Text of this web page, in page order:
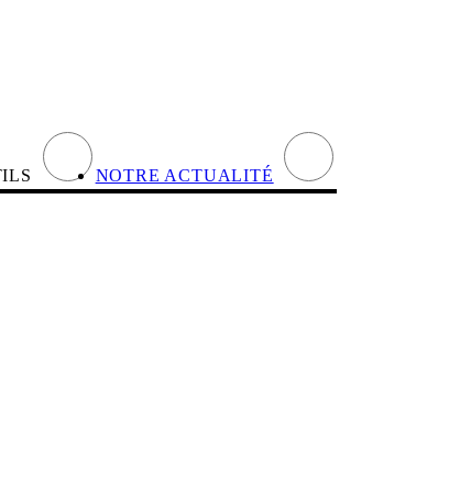
NOTRE ACTUALITÉ